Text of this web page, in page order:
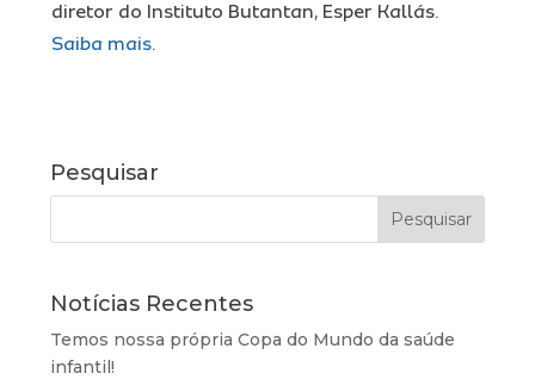
diretor do Instituto Butantan, Esper Kallás.
Saiba mais.
Pesquisar
Notícias Recentes
Temos nossa própria Copa do Mundo da saúde
infantil!